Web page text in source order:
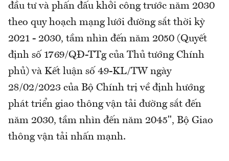
đầu tư và phấn đấu khởi công trước năm 2030
theo quy hoạch mạng lưới đường sắt thời kỳ
2021 - 2030, tầm nhìn đến năm 2050 (Quyết
định số 1769/QĐ-TTg của Thủ tướng Chính
phủ) và Kết luận số 49-KL/TW ngày
28/02/2023 của Bộ Chính trị về định hướng
phát triển giao thông vận tải đường sắt đến
năm 2030, tầm nhìn đến năm 2045", Bộ Giao
thông vận tải nhấn mạnh.